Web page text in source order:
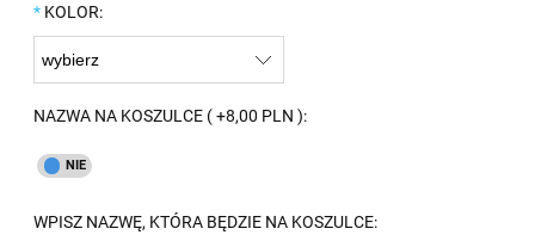
* KOLOR:
NAZWA NA KOSZULCE ( +8,00 PLN ):
WPISZ NAZWĘ, KTÓRA BĘDZIE NA KOSZULCE: